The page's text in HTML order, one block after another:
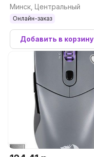
Минск, Центральный
Онлайн-заказ
Добавить в корзину